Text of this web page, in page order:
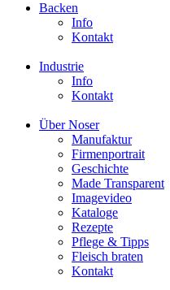
Backen
Info
Kontakt
Industrie
Info
Kontakt
Über Noser
Manufaktur
Firmenportrait
Geschichte
Made Transparent
Imagevideo
Kataloge
Rezepte
Pflege & Tipps
Fleisch braten
Kontakt